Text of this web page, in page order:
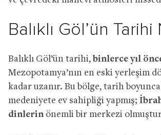
Balıklı Göl’ün
Balıklı Göl’ün tarihi, binlerce yıl
Mezopotamya’nın en eski yerleşim
kadar uzanır. Bu bölge, tarih
medeniyete ev sahipliği yapmış;
dinlerinönemli bir merkezi